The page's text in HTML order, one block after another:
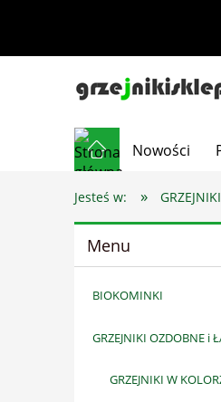
Nowości
Jesteś w: »
Menu
BIOKOMINKI
GRZEJNIKI OZDOBNE i
GRZEJNIKI W